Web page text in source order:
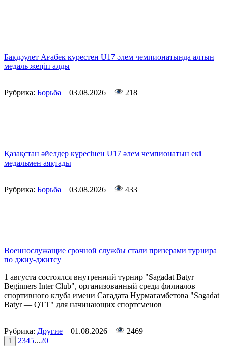
Бақдәулет Ағабек күрестен U17 әлем чемпионатында алтын
медаль жеңіп алды
Рубрика: Борьба 03.08.2026 218
Қазақстан әйелдер күресінен U17 әлем чемпионатын екі
медальмен аяқтады
Рубрика: Борьба 03.08.2026 433
Военнослужащие срочной службы стали призерами турнира
по джиу-джитсу
1 августа состоялся внутренний турнир "Sagadat Batyr
Beginners Inter Club", организованный среди филиалов
спортивного клуба имени Сагадата Нурмагамбетова "Sagadat
Batyr — QTT" для начинающих спортсменов
Рубрика: Другие 01.08.2026 2469
1 2345...20